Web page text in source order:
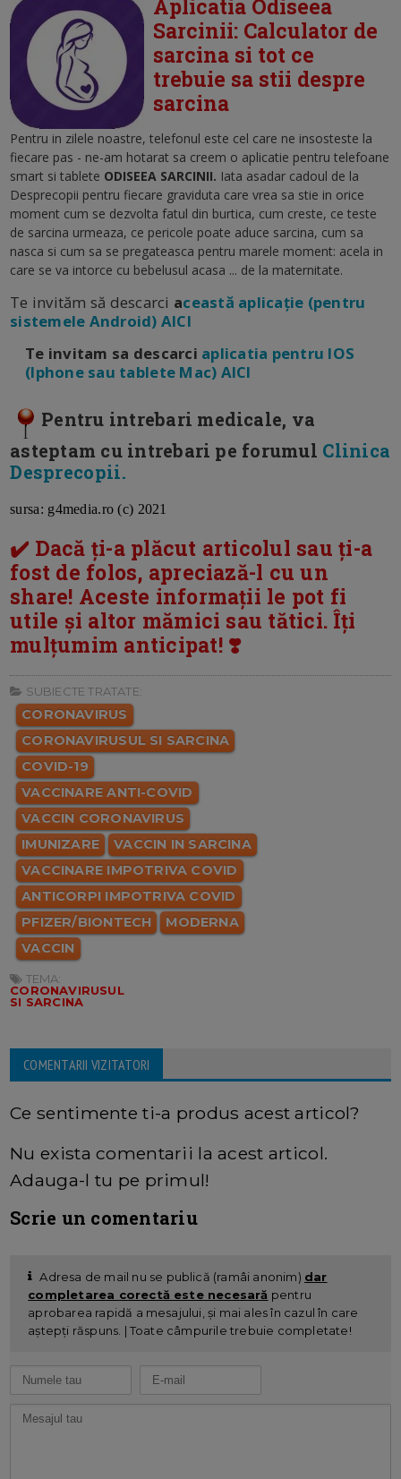
Aplicatia Odiseea
Sarcinii: Calculator de
sarcina si tot ce
trebuie sa stii despre
sarcina
Pentru in zilele noastre, telefonul este cel care ne insosteste la
fiecare pas - ne-am hotarat sa creem o aplicatie pentru telefoane
smart si tablete ODISEEA SARCINII. Iata asadar cadoul de la
Desprecopii pentru fiecare graviduta care vrea sa stie in orice
moment cum se dezvolta fatul din burtica, cum creste, ce teste
de sarcina urmeaza, ce pericole poate aduce sarcina, cum sa
nasca si cum sa se pregateasca pentru marele moment: acela in
care se va intorce cu bebelusul acasa ... de la maternitate.
Te invităm să descarci această aplicație (pentru
sistemele Android) AICI
Te invitam sa descarci aplicatia pentru IOS
(Iphone sau tablete Mac) AICI
Pentru intrebari medicale, va
asteptam cu intrebari pe forumul Clinica
Desprecopii.
sursa: g4media.ro(c) 2021
✔️ Dacă ți-a plăcut articolul sau ți-a
fost de folos, apreciază-l cu un
share! Aceste informații le pot fi
utile și altor mămici sau tătici. Îți
mulțumim anticipat! ❣️
SUBIECTE TRATATE:
CORONAVIRUS
CORONAVIRUSUL SI SARCINA
COVID-19
VACCINARE ANTI-COVID
VACCIN CORONAVIRUS
IMUNIZARE
VACCIN IN SARCINA
VACCINARE IMPOTRIVA COVID
ANTICORPI IMPOTRIVA COVID
PFIZER/BIONTECH
MODERNA
VACCIN
TEMA:
CORONAVIRUSUL
SI SARCINA
COMENTARII VIZITATORI
Ce sentimente ti-a produs acest articol?
Nu exista comentarii la acest articol.
Adauga-l tu pe primul!
Scrie un comentariu
Adresa de mail nu se publică (ramâi anonim) dar
completarea corectă este necesară pentru
aprobarea rapidă a mesajului, și mai ales în cazul în care
aștepți răspuns. | Toate câmpurile trebuie completate!